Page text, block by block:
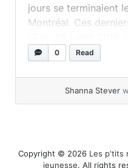
jours se terminaient
Montréal. Ces
Montréal de
rappellera... »read
0 Read
Shanna Stever
Copyright © 2026 Les p'tits
jeunesse. All rights